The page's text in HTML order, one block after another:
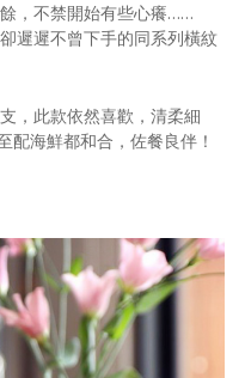
，不禁開始有些心癢……
遲遲不曾下手的同系列橫紋
，此款依然喜歡，清柔細
配海鮮都和合，佐餐良伴！